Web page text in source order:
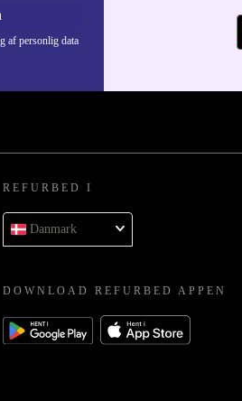
af personlig data
REFURBED I
Danmark
DOWNLOAD REFURBED APPEN